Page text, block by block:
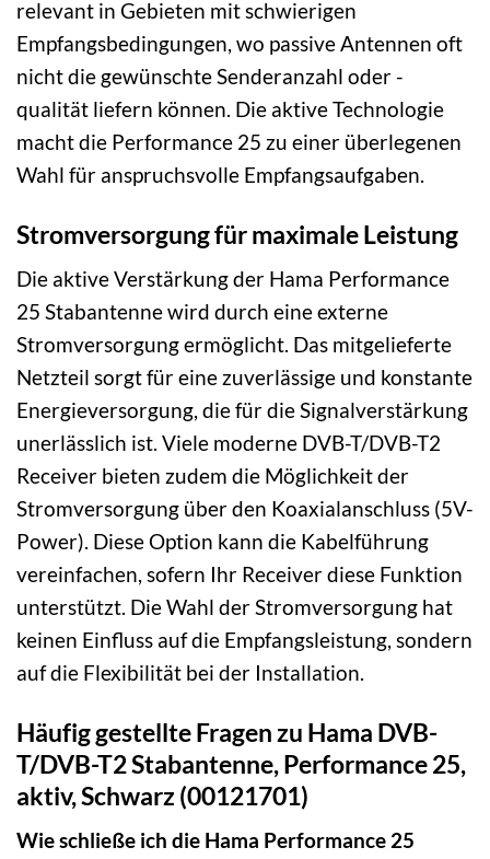
relevant in Gebieten mit schwierigen
Empfangsbedingungen, wo passive Antennen oft
nicht die gewünschte Senderanzahl oder -
qualität liefern können. Die aktive Technologie
macht die Performance 25 zu einer überlegenen
Wahl für anspruchsvolle Empfangsaufgaben.
Stromversorgung für maximale Leistung
Die aktive Verstärkung der Hama Performance
25 Stabantenne wird durch eine externe
Stromversorgung ermöglicht. Das mitgelieferte
Netzteil sorgt für eine zuverlässige und konstante
Energieversorgung, die für die Signalverstärkung
unerlässlich ist. Viele moderne DVB-T/DVB-T2
Receiver bieten zudem die Möglichkeit der
Stromversorgung über den Koaxialanschluss (5V-
Power). Diese Option kann die Kabelführung
vereinfachen, sofern Ihr Receiver diese Funktion
unterstützt. Die Wahl der Stromversorgung hat
keinen Einfluss auf die Empfangsleistung, sondern
auf die Flexibilität bei der Installation.
Häufig gestellte Fragen zu Hama DVB-
T/DVB-T2 Stabantenne, Performance 25,
aktiv, Schwarz (00121701)
Wie schließe ich die Hama Performance 25